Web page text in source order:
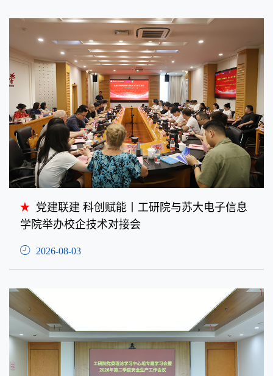
党建联建 科创赋能丨工研院与苏大电子信息
学院举办校企技术对接会
2026-08-03